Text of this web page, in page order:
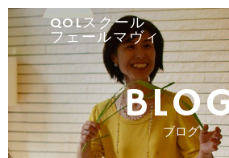
QOLスクール
フェールマヴィ
ブログ